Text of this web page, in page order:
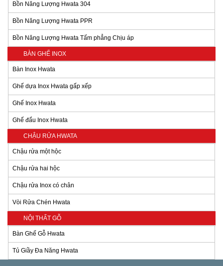
Bồn Năng Lượng Hwata 304
Bồn Năng Lượng Hwata PPR
Bồn Năng Lượng Hwata Tấm phẳng Chịu áp
BÀN GHẾ INOX
Bàn Inox Hwata
Ghế dựa Inox Hwata gấp xếp
Ghế Inox Hwata
Ghế đẩu Inox Hwata
CHẬU RỬA HWATA
Chậu rửa một hộc
Chậu rửa hai hộc
Chậu rửa Inox có chân
Vòi Rửa Chén Hwata
NỘI THẤT GỖ
Bàn Ghế Gỗ Hwata
Tủ Giầy Đa Năng Hwata